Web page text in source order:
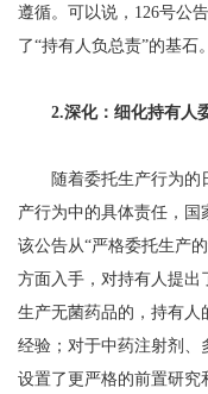
遵循。可以说，126号公
了“持有人负总责”的基石。
2.深化：细化持有人
随着委托生产行为的
产行为中的具体责任，国
该公告从“严格委托生产
方面入手，对持有人提出
生产无菌药品的，持有人
经验；对于中药注射剂、
设置了更严格的前置研究